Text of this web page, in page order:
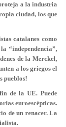
a la industria
ciudad, los que
catalanes como
“independencia”,
de la Merckel,
a los griegos el
pueblos!
de la UE. Puede
euroescépticas.
de un renacer. La